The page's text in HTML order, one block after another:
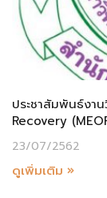
ประชาสัมพันธ์งา
Recovery
23/07/2562
ดูเพิ่มเติม »